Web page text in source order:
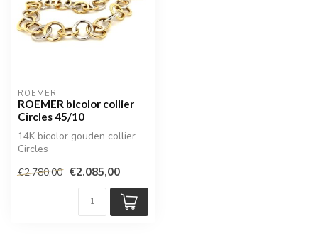
ROEMER
ROEMER bicolor collier
Circles 45/10
14K bicolor gouden collier
Circles
€2.780,00 €2.085,00